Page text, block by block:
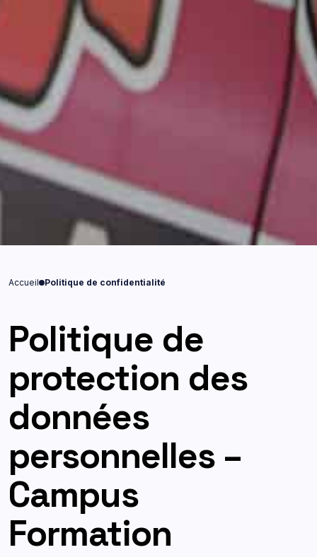
Accueil Politique de confidentialité
Politique de
protection des
données
personnelles –
Campus
Formation